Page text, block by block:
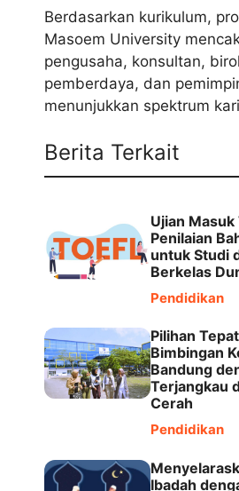
Berdasarkan kurikulum,
Masoem University
pengusaha, konsultan,
pemberdaya, dan
menunjukkan spektrum
Berita Terkait
Ujian Masuk
Penilaian
untuk Studi
Berkelas
Pendidikan
Pilihan
Bimbingan
Bandung
Terjangkau
Cerah
Pendidikan
Ibadah